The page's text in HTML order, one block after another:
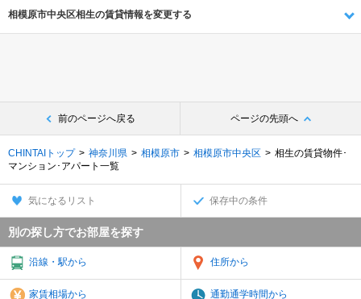
相模原市中央区相生の賃貸情報を変更する
前のページへ戻る ページの先頭へ
CHINTAIトップ 神奈川県 相模原市 相模原市中央区
相生の賃貸物件･
マンション･アパート一覧
気になるリスト 保存中の条件
別の探し方でお部屋を探す
沿線・駅から 住所から
家賃相場から 通勤通学時間から